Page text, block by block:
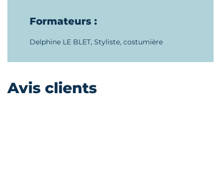
Formateurs :
Delphine LE BLET, Styliste, costumière
Avis clients